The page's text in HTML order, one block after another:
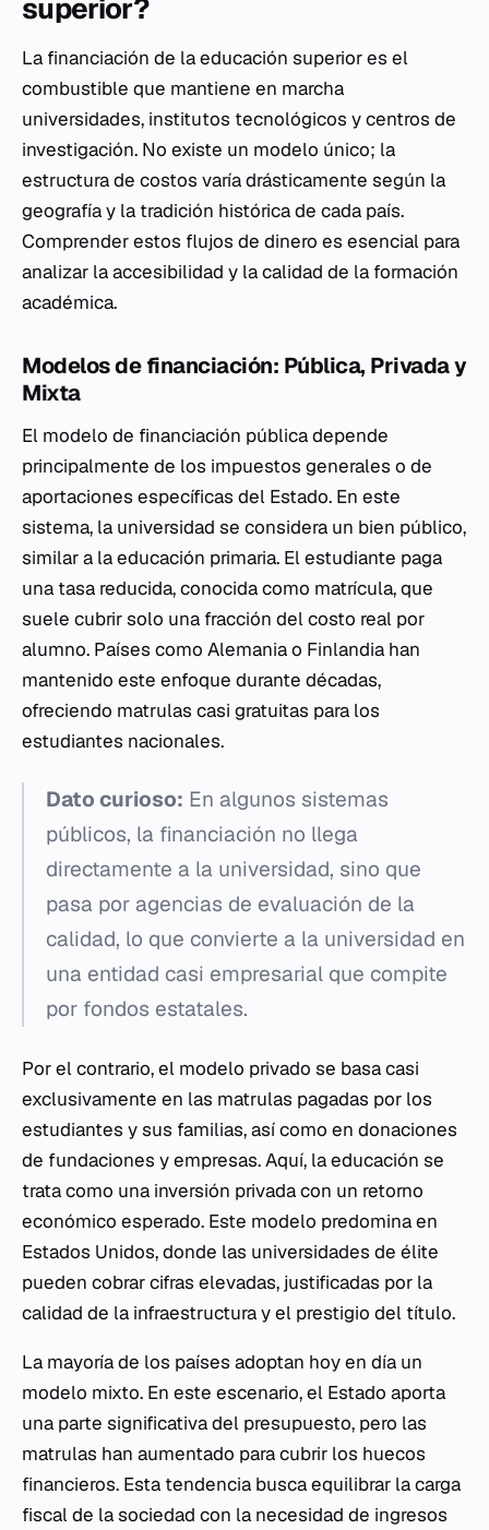
superior?
La financiación de la educación superior es el
combustible que mantiene en marcha
universidades, institutos tecnológicos y centros de
investigación. No existe un modelo único; la
estructura de costos varía drásticamente según la
geografía y la tradición histórica de cada país.
Comprender estos flujos de dinero es esencial para
analizar la accesibilidad y la calidad de la formación
académica.
Modelos de financiación: Pública, Privada y
Mixta
El modelo de financiación pública depende
principalmente de los impuestos generales o de
aportaciones específicas del Estado. En este
sistema, la universidad se considera un bien público,
similar a la educación primaria. El estudiante paga
una tasa reducida, conocida como matrícula, que
suele cubrir solo una fracción del costo real por
alumno. Países como Alemania o Finlandia han
mantenido este enfoque durante décadas,
ofreciendo matrulas casi gratuitas para los
estudiantes nacionales.
Dato curioso: En algunos sistemas
públicos, la financiación no llega
directamente a la universidad, sino que
pasa por agencias de evaluación de la
calidad, lo que convierte a la universidad en
una entidad casi empresarial que compite
por fondos estatales.
Por el contrario, el modelo privado se basa casi
exclusivamente en las matrulas pagadas por los
estudiantes y sus familias, así como en donaciones
de fundaciones y empresas. Aquí, la educación se
trata como una inversión privada con un retorno
económico esperado. Este modelo predomina en
Estados Unidos, donde las universidades de élite
pueden cobrar cifras elevadas, justificadas por la
calidad de la infraestructura y el prestigio del título.
La mayoría de los países adoptan hoy en día un
modelo mixto. En este escenario, el Estado aporta
una parte significativa del presupuesto, pero las
matrulas han aumentado para cubrir los huecos
financieros. Esta tendencia busca equilibrar la carga
fiscal de la sociedad con la necesidad de ingresos